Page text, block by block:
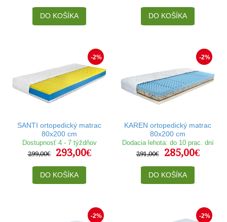
DO KOŠÍKA DO KOŠÍKA
-2%
SANTI ortopedický matrac
80x200 cm
Dostupnosť 4 - 7 týždňov
299,00€
293,00€
DO KOŠÍKA
-2%
KAREN ortopedický matrac
80x200 cm
Dodacia lehota: do 10 prac. dní
291,00€
285,00€
DO KOŠÍKA
-2% -2%